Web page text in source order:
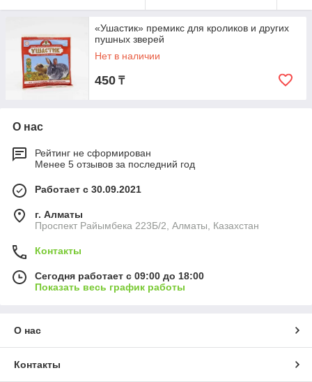
«Ушастик» премикс для кроликов и других
пушных зверей
Нет в наличии
450 ₸
О нас
Рейтинг не сформирован
Менее 5 отзывов за последний год
Работает с 30.09.2021
г. Алматы
Проспект Райымбека 223Б/2, Алматы, Казахстан
Контакты
Сегодня работает с 09:00 до 18:00
Показать весь график работы
О нас
Контакты